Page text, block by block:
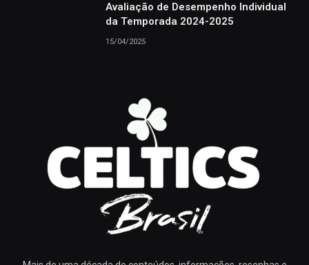
Avaliação de Desempenho Individual
da Temporada 2024-2025
15/04/2025